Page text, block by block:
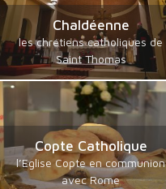
Chaldéenne
les chrétiens catholiques de
Saint Thomas
Copte Catholique
l’Eglise Copte en communion
avec Rome